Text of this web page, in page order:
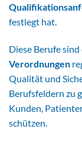
festlegt hat.
Diese Berufe sind
Verordnungen
Qualität und
Berufsfeldern zu
Kunden,
schützen.